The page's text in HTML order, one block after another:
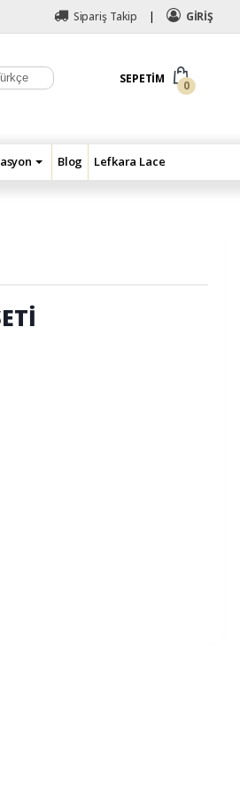
Sipariş Takip GİRİŞ
SEPETIM
0
Blog Lefkara Lace